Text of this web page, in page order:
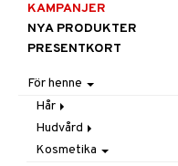
KAMPANJER
NYA PRODUKTER
PRESENTKORT
För henne
Hår
Accessoarer
Balsam
Hudvård
Ansiktscremer
Kosmetika